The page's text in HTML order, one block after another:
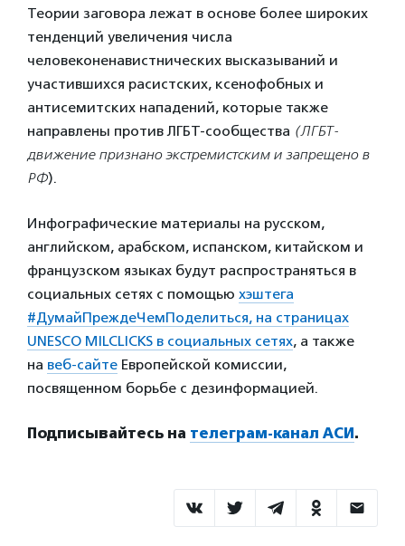
Теории заговора лежат в основе более широких
тенденций увеличения числа
человеконенавистнических высказываний и
участившихся расистских, ксенофобных и
антисемитских нападений, которые также
направлены против ЛГБТ-сообщества (ЛГБТ-
движение признано экстремистским и запрещено в
РФ).
Инфографические материалы на русском,
английском, арабском, испанском, китайском и
французском языках будут распространяться в
социальных сетях с помощью хэштега
#ДумайПреждеЧемПоделиться, на страницах
UNESCO MILCLICKS в социальных сетях, а также
на веб-сайте Европейской комиссии,
посвященном борьбе с дезинформацией.
Подписывайтесь на телеграм-канал АСИ .